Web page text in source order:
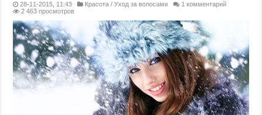
28-11-2015, 11:43 Красота /Уход за волосами
1 комментарий
2 463 просмотров